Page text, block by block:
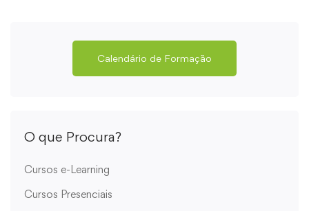
Calendário de Formação
O que Procura?
Cursos e-Learning
Cursos Presenciais